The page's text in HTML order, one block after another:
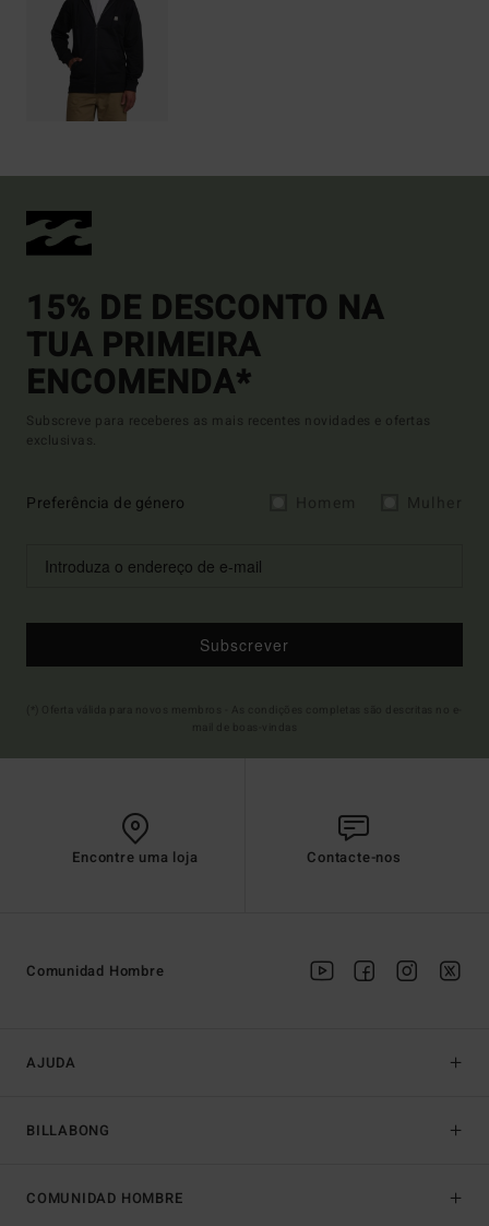
15% DE DESCONTO NA
TUA PRIMEIRA
ENCOMENDA*
Subscreve para receberes as mais recentes novidades e ofertas
exclusivas.
Preferência de género
Subscrever
Encontre uma loja Contacte-nos
AJUDA
BILLABONG
Comunidad Hombre
COMUNIDAD HOMBRE